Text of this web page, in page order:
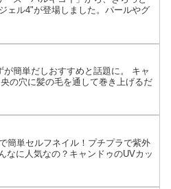
ェル4"が登場しました。パールやグ
簡単だしおすすめと話題に。 キャ
の穴に髪の毛を通して巻き上げるだ
簡単セルフネイル！プチプラで紫外
に人気なの？キャンドゥのUVカッ